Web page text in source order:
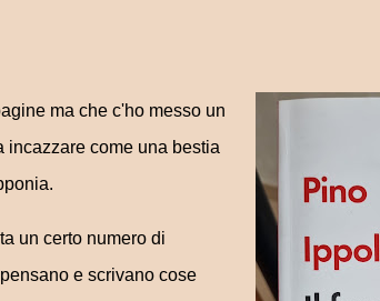
ma che c'ho messo un
incazzare come una bestia
un certo numero di
e scrivano cose